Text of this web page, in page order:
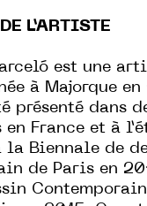
L’ARTISTE
est une
à Majorque en
présenté dans
en France et à
Biennale de
de Paris en